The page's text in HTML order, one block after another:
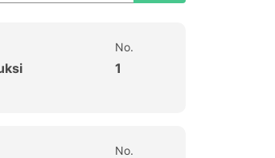
No.
1
No.